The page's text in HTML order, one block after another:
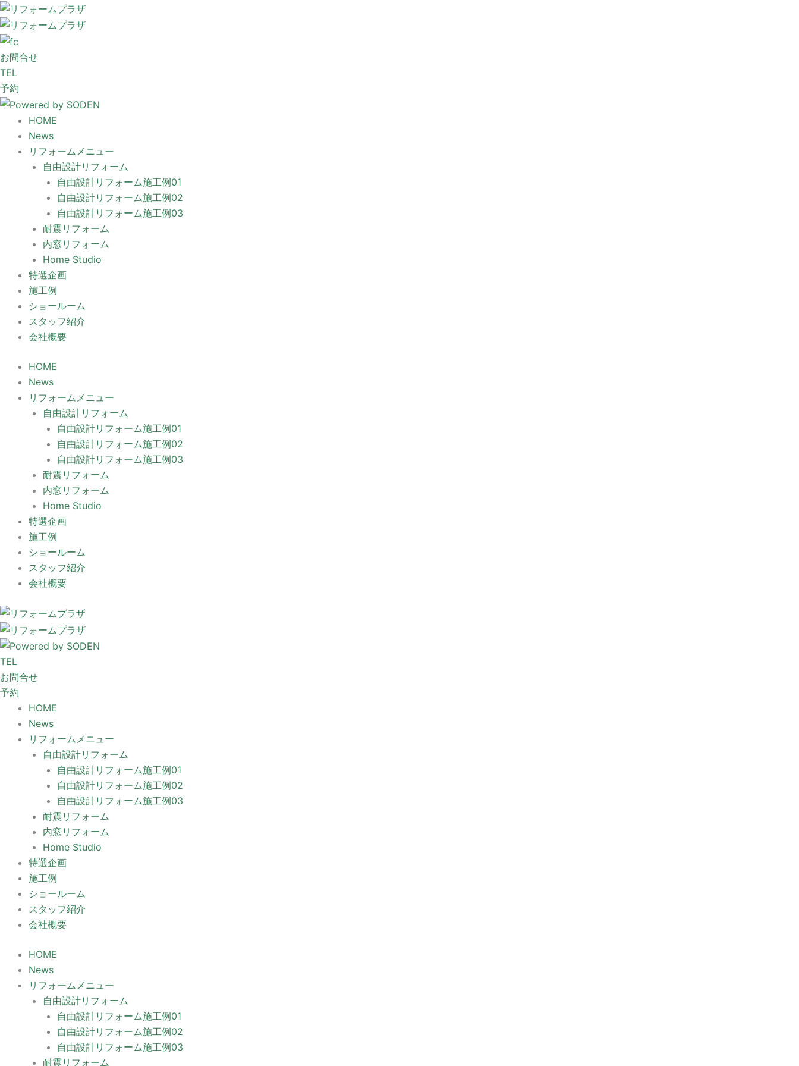
内
容
を
ス
キ
ッ
プ
お問合せ
TEL
予約
HOME
News
リフォームメニュー
自由設計リフォーム
自由設計リフォーム施工例01
自由設計リフォーム施工例02
自由設計リフォーム施工例03
耐震リフォーム
内窓リフォーム
Home Studio
特選企画
施工例
ショールーム
スタッフ紹介
会社概要
HOME
News
リフォームメニュー
自由設計リフォーム
自由設計リフォーム施工例01
自由設計リフォーム施工例02
自由設計リフォーム施工例03
耐震リフォーム
内窓リフォーム
Home Studio
特選企画
施工例
ショールーム
スタッフ紹介
会社概要
TEL
お問合せ
予約
HOME
News
リフォームメニュー
自由設計リフォーム
自由設計リフォーム施工例01
自由設計リフォーム施工例02
自由設計リフォーム施工例03
耐震リフォーム
内窓リフォーム
Home Studio
特選企画
施工例
ショールーム
スタッフ紹介
会社概要
HOME
News
リフォームメニュー
自由設計リフォーム
自由設計リフォーム施工例01
自由設計リフォーム施工例02
自由設計リフォーム施工例03
耐震リフォーム